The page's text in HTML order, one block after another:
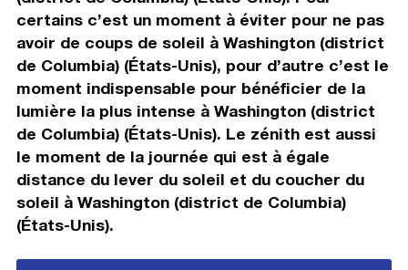
certains c’est un moment à éviter pour ne pas
avoir de coups de soleil à Washington (district
de Columbia) (États-Unis), pour d’autre c’est le
moment indispensable pour bénéficier de la
lumière la plus intense à Washington (district
de Columbia) (États-Unis). Le zénith est aussi
le moment de la journée qui est à égale
distance du lever du soleil et du coucher du
soleil à Washington (district de Columbia)
(États-Unis).